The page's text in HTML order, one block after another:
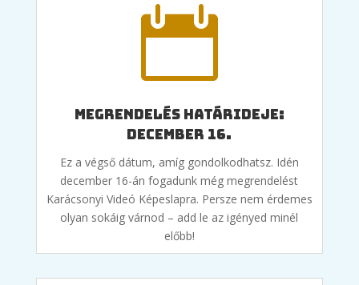

Megrendelés határideje:
december 16.
Ez a végső dátum, amíg gondolkodhatsz. Idén
december 16-án fogadunk még megrendelést
Karácsonyi Videó Képeslapra. Persze nem érdemes
olyan sokáig várnod – add le az igényed minél
előbb!